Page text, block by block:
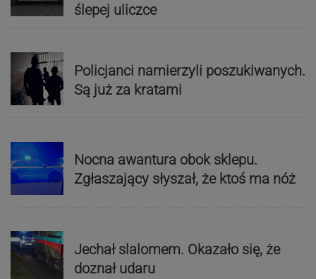
ślepej uliczce
Policjanci namierzyli poszukiwanych.
Są już za kratami
Nocna awantura obok sklepu.
Zgłaszający słyszał, że ktoś ma nóż
Jechał slalomem. Okazało się, że
doznał udaru